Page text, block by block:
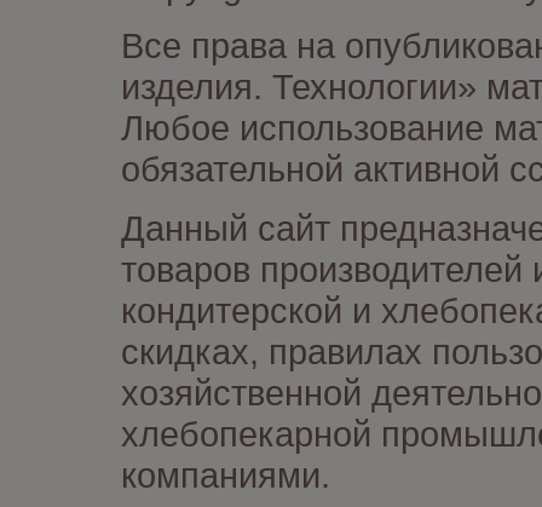
Все права на
изделия. Технологии»
Любое использование
обязательной активной
Данный сайт
товаров
кондитерской и
скидках, правилах
хозяйственной
хлебопекарной
компаниями.